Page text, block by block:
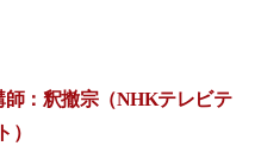
：釈撤宗（NHKテレビテ
）